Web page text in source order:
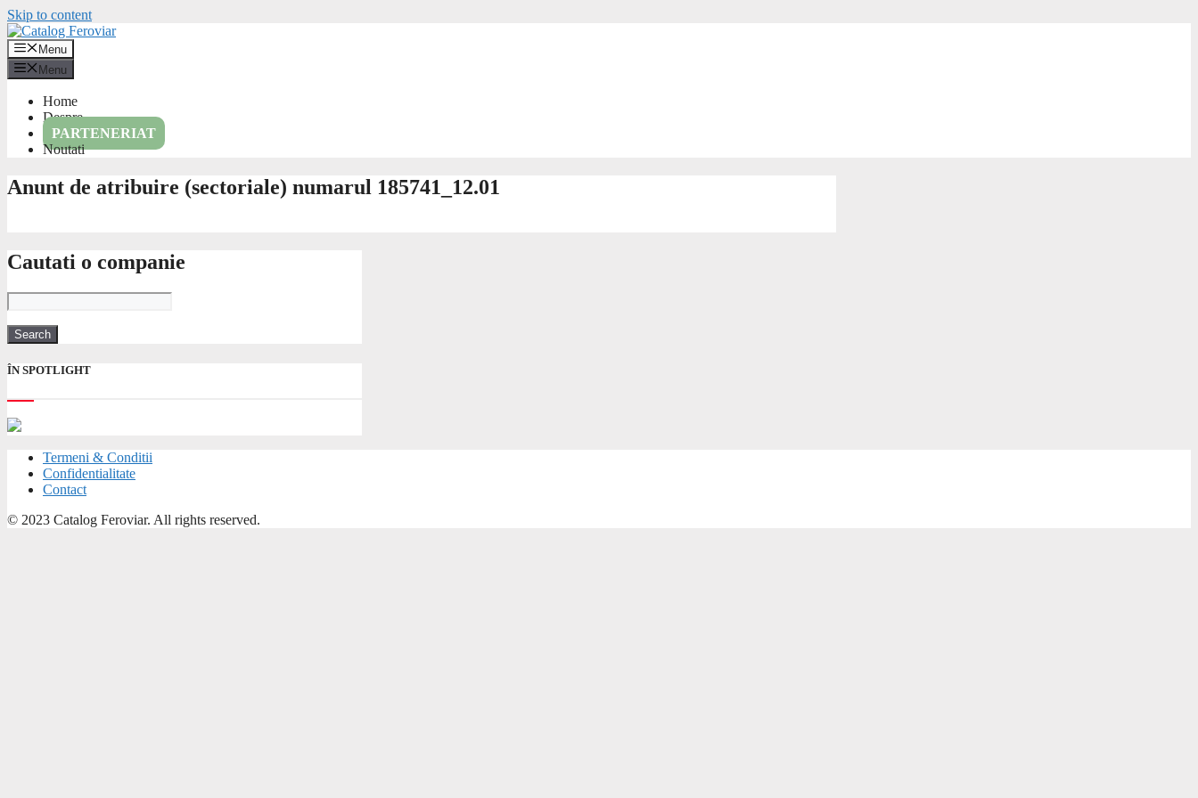
Skip to content
Menu
Menu
Home
Despre
PARTENERIAT
Noutati
Anunt de atribuire (sectoriale) numarul 185741_12.01
Cautati o companie
ÎN SPOTLIGHT
Termeni & Conditii
Confidentialitate
Contact
© 2023 Catalog Feroviar. All rights reserved.